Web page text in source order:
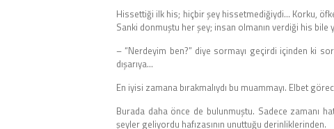
Hissettiği ilk his; hiçbir şey hissetmediğiydi… Korku,
Sanki donmuştu her şey; insan olmanın verdiği his bile
– “Nerdeyim ben?” diye sormayı geçirdi içinden ki
dışarıya…
En iyisi zamana bırakmalıydı bu muammayı. Elbet
Burada daha önce de bulunmuştu. Sadece zamanı
şeyler geliyordu hafızasının unuttuğu derinliklerinden.